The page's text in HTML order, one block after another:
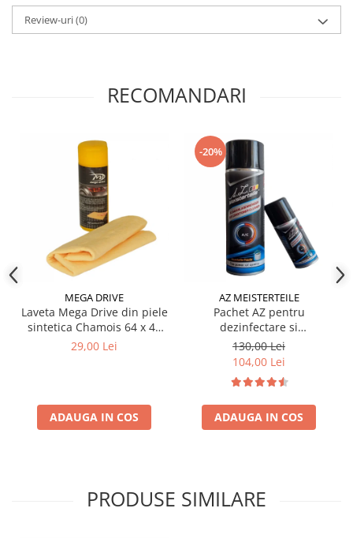
Siguranta Rutiera
Solutii Chimice
LED Omologat RAR
Auxiliare Halogen
Auxiliare LED
Adaptoare LED
Accesorii electronice auto
Camere Auto DVR
Senzori de Parcare
Testere si diagnoza auto
Parfum Auto
Review-uri(0)
RECOMANDARI
MEGA DRIVE
Laveta Mega Drive din piele
sintetica Chamois 64 x 43
cm
29,00 Lei
ADAUGA IN COS
-20%
AZ MEISTERTEILE
Pachet AZ pentru
dezinfectare si
improspatare instalatie
auto AC
130,00 Lei
104,00 Lei
ADAUGA IN COS
PRODUSE SIMILARE